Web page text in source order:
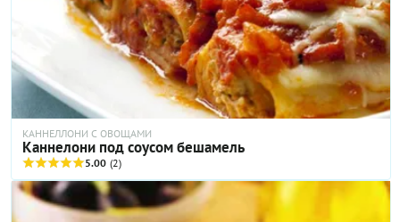
кулинарного искусства, каждый кусочек которого тает во рту!
Подавайте ее теплой, по возможности, с шариком
натурального ванильного пломбира и карамельным сиропом
(ведь сам пирог не слишком сладкий) — и получайте
заслуженные комплименты.
КАННЕЛЛОНИ С ОВОЩАМИ
Каннелони под соусом бешамель
5.00 (2)